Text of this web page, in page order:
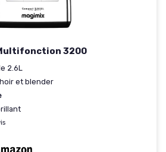
3200
2.6L
et blender